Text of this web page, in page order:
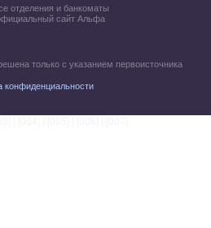
отделения и банкоматы
сайт Альфа
только с указанием первоисточника
конфиденциальности